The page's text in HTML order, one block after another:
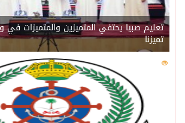
تعليم صبيا يحتفي المتميزين والمتميزات في
تميزنا
202